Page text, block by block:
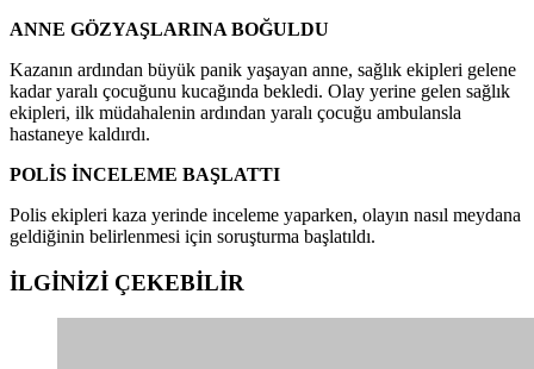
ANNE GÖZYAŞLARINA BOĞULDU
Kazanın ardından büyük panik yaşayan anne, sağlık ekipleri gelene
kadar yaralı çocuğunu kucağında bekledi. Olay yerine gelen sağlık
ekipleri, ilk müdahalenin ardından yaralı çocuğu ambulansla
hastaneye kaldırdı.
POLİS İNCELEME BAŞLATTI
Polis ekipleri kaza yerinde inceleme yaparken, olayın nasıl meydana
geldiğinin belirlenmesi için soruşturma başlatıldı.
İLGİNİZİ ÇEKEBİLİR